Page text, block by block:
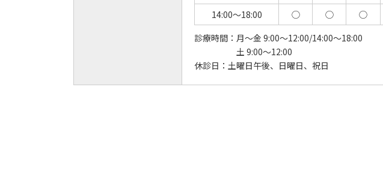
14:00～18:00
◯ ◯ ◯
診療時間： 月～金 9:00～12:00/14:00～18:00
土 9:00～12:00
休診日： 土曜日午後、日曜日、祝日